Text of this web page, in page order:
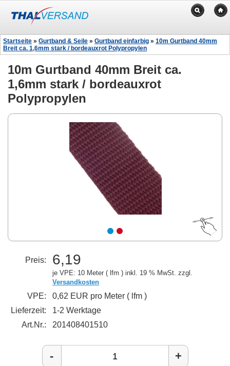
Startseite » Gurtband & Seile » Gurtband einfarbig » 10m Gurtband 40mm
Breit ca. 1,6mm stark / bordeauxrot Polypropylen
10m Gurtband 40mm Breit ca.
1,6mm stark / bordeauxrot
Polypropylen
Preis: 6,19
je VPE: 10 Meter ( lfm ) inkl. 19 % MwSt. zzgl.
Versandkosten
VPE:
0,62 EUR pro Meter ( lfm )
Lieferzeit:
1-2 Werktage
Art.Nr.:
201408401510
- +